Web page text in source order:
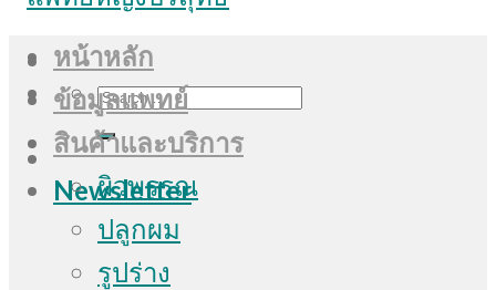
Search
for:
Newsletter
หน้าหลัก
ข้อมูลแพทย์
สินค้าและบริการ
ผิวพรรณ
ปลูกผม
รูปร่าง